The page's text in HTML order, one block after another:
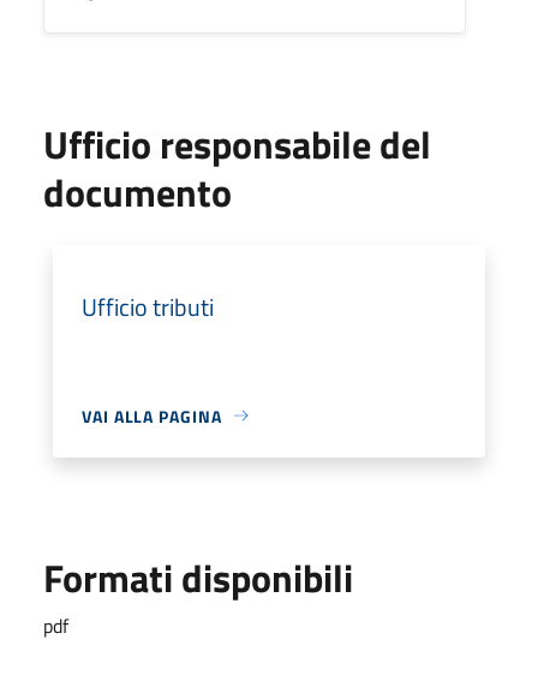
Ufficio responsabile del
documento
Ufficio tributi
VAI ALLA PAGINA
Formati disponibili
pdf